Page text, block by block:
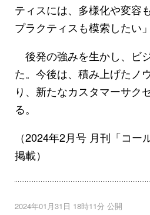
ティスには、多様化や変容
プラクティスも模索したい
後発の強みを生かし、ビ
た。今後は、積み上げたノ
り、新たなカスタマーサク
る。
（2024年2月号 月刊「コー
掲載）
2024年01月31日 18時11分 公開